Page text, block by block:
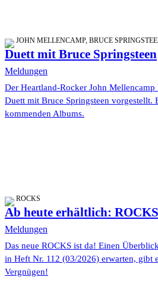
JOHN MELLENCAMP, BRUCE
Duett mit Bruce Springsteen
Meldungen
Der Heartland-Rocker John Mellencamp
Duett mit Bruce Springsteen vorgestellt.
kommenden Albums.
ROCKS
Ab heute erhältlich:
Meldungen
Das neue ROCKS ist da! Einen
in Heft Nr. 112 (03/2026) erwarten, gibt
Vergnügen!